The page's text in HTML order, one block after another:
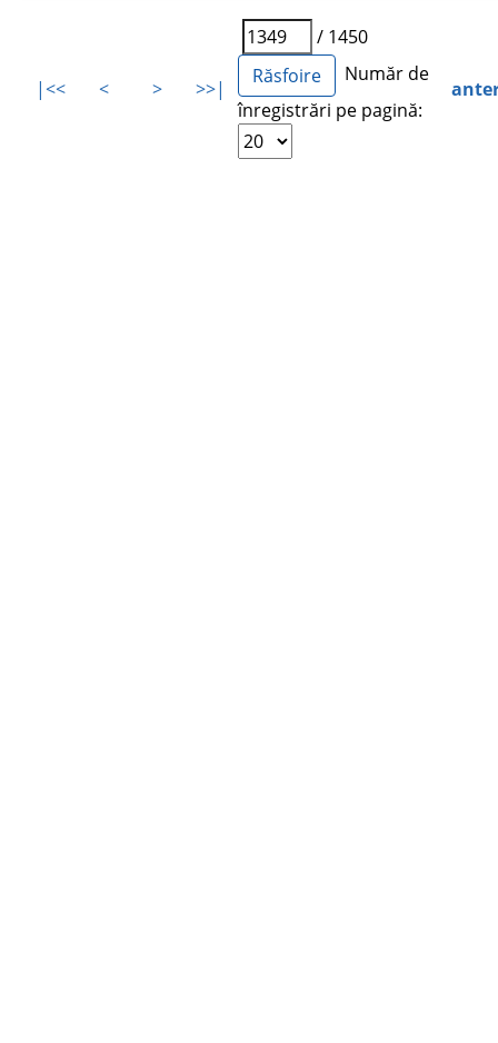
|<< < > >>|
/ 1450
Număr de
înregistrări pe pagină: